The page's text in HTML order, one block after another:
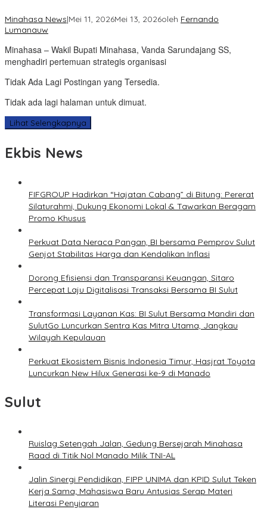
Minahasa News|Mei 11, 2026Mei 13, 2026oleh Fernando
Lumanauw
Minahasa – Wakil Bupati Minahasa, Vanda Sarundajang SS,
menghadiri pertemuan strategis organisasi
Tidak Ada Lagi Postingan yang Tersedia.
Tidak ada lagi halaman untuk dimuat.
Lihat Selengkapnya
Ekbis News
FIFGROUP Hadirkan “Hajatan Cabang” di Bitung: Pererat
Silaturahmi, Dukung Ekonomi Lokal & Tawarkan Beragam
Promo Khusus
Perkuat Data Neraca Pangan, BI bersama Pemprov Sulut
Genjot Stabilitas Harga dan Kendalikan Inflasi
Dorong Efisiensi dan Transparansi Keuangan, Sitaro
Percepat Laju Digitalisasi Transaksi Bersama BI Sulut
Transformasi Layanan Kas: BI Sulut Bersama Mandiri dan
SulutGo Luncurkan Sentra Kas Mitra Utama, Jangkau
Wilayah Kepulauan
Perkuat Ekosistem Bisnis Indonesia Timur, Hasjrat Toyota
Luncurkan New Hilux Generasi ke-9 di Manado
Sulut
Ruislag Setengah Jalan, Gedung Bersejarah Minahasa
Raad di Titik Nol Manado Milik TNI-AL
Jalin Sinergi Pendidikan, FIPP UNIMA dan KPID Sulut Teken
Kerja Sama; Mahasiswa Baru Antusias Serap Materi
Literasi Penyiaran